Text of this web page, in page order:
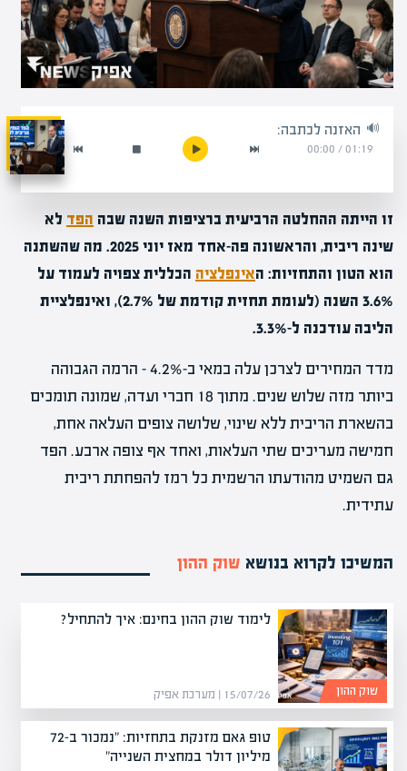
האזנה לכתבה:
01:19
/
00:00
זו הייתה ההחלטה הרביעית ברציפות השנה שבה הפד לא
שינה ריבית, והראשונה פה-אחד מאז יוני 2025. מה שהשתנה
הוא הטון והתחזיות: האינפלציה הכללית צפויה לעמוד על
3.6% השנה (לעומת תחזית קודמת של 2.7%), ואינפלציית
הליבה עודכנה ל-3.3%.
מדד המחירים לצרכן עלה במאי ב-4.2% – הרמה הגבוהה
ביותר מזה שלוש שנים. מתוך 18 חברי ועדה, שמונה תומכים
בהשארת הריבית ללא שינוי, שלושה צופים העלאה אחת,
חמישה מעריכים שתי העלאות, ואחד אף צופה ארבע. הפד
גם השמיט מהודעתו הרשמית כל רמז להפחתת ריבית
עתידית.
המשיכו לקרוא בנושא שוק ההון
לימוד שוק ההון בחינם: איך להתחיל?
15/07/26 | מערכת אפיק שוק ההון
טופ גאם מזנקת בתחזיות: "נמכור ב-72
מיליון דולר במחצית השנייה"